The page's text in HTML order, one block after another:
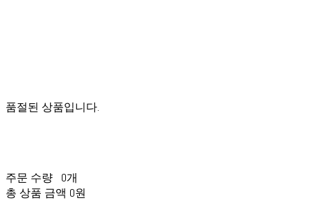
품절된 상품입니다.
주문 수량
0개
총 상품 금액 0원